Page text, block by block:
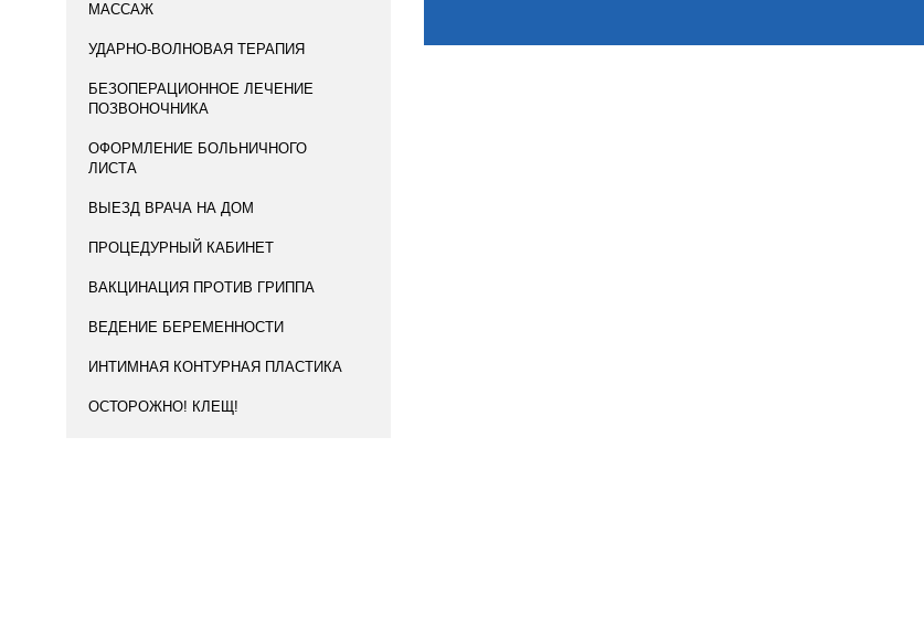
МАССАЖ
УДАРНО-ВОЛНОВАЯ ТЕРАПИЯ
БЕЗОПЕРАЦИОННОЕ ЛЕЧЕНИЕ
ПОЗВОНОЧНИКА
ОФОРМЛЕНИЕ БОЛЬНИЧНОГО
ЛИСТА
ВЫЕЗД ВРАЧА НА ДОМ
ПРОЦЕДУРНЫЙ КАБИНЕТ
ВАКЦИНАЦИЯ ПРОТИВ ГРИППА
ВЕДЕНИЕ БЕРЕМЕННОСТИ
ИНТИМНАЯ КОНТУРНАЯ ПЛАСТИКА
ОСТОРОЖНО! КЛЕЩ!